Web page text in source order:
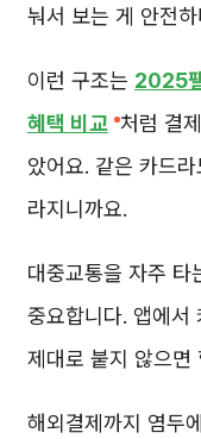
눠서 보는 게 안전
이런 구조는 2025
혜택 비교 처럼 결
았어요. 같은 카드
라지니까요.
대중교통을 자주 타
중요합니다. 앱에서
제대로 붙지 않으면
해외결제까지 염두